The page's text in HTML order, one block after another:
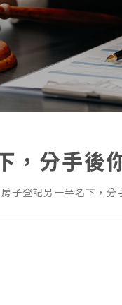
，分手後
房子登記另一半名下，分